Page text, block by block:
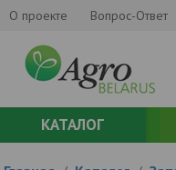
О проекте Вопрос-Ответ
КАТАЛОГ